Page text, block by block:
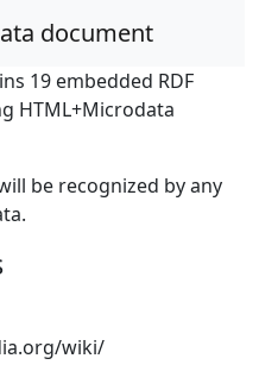
document
19 embedded RDF
HTML+Microdata
be recognized by any
wiki/